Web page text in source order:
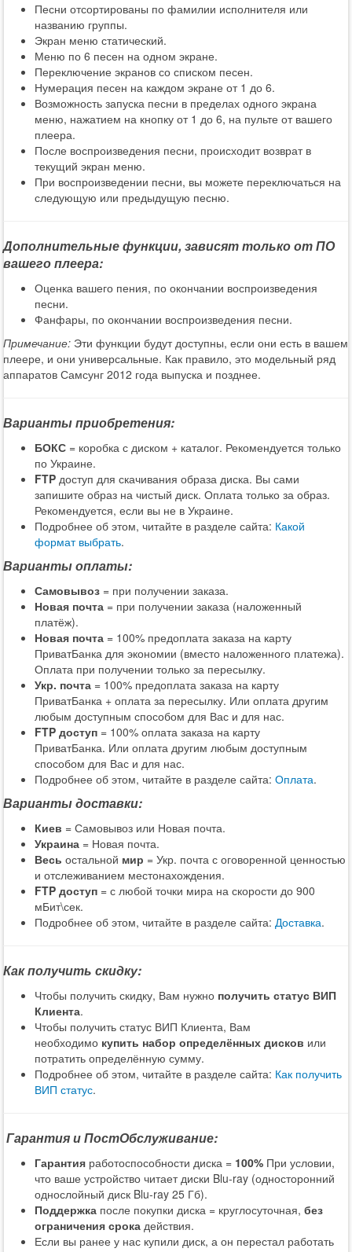
Песни отсортированы по фамилии исполнителя или
названию группы.
Экран меню статический.
Меню по 6 песен на одном экране.
Переключение экранов со списком песен.
Нумерация песен на каждом экране от 1 до 6.
Возможность запуска песни в пределах одного экрана
меню, нажатием на кнопку от 1 до 6, на пульте от вашего
плеера.
После воспроизведения песни, происходит возврат в
текущий экран меню.
При воспроизведении песни, вы можете переключаться на
следующую или предыдущую песню.
Дополнительные функции, зависят только от ПО
вашего плеера:
Оценка вашего пения, по окончании воспроизведения
песни.
Фанфары, по окончании воспроизведения песни.
Примечание: Эти функции будут доступны, если они есть в вашем
плеере, и они универсальные. Как правило, это модельный ряд
аппаратов Самсунг 2012 года выпуска и позднее.
Варианты приобретения:
БОКС = коробка с диском + каталог. Рекомендуется только
по Украине.
FTP доступ для скачивания образа диска. Вы сами
запишите образ на чистый диск. Оплата только за образ.
Рекомендуется, если вы не в Украине.
Подробнее об этом, читайте в разделе сайта: Какой
формат выбрать.
Варианты оплаты:
Самовывоз = при получении заказа.
Новая почта = при получении заказа (наложенный
платёж).
Новая почта = 100% предоплата заказа на карту
ПриватБанка для экономии (вместо наложенного платежа).
Оплата при получении только за пересылку.
Укр. почта = 100% предоплата заказа на карту
ПриватБанка + оплата за пересылку. Или оплата другим
любым доступным способом для Вас и для нас.
FTP доступ = 100% оплата заказа на карту
ПриватБанка. Или оплата другим любым доступным
способом для Вас и для нас.
Подробнее об этом, читайте в разделе сайта: Оплата.
Варианты доставки:
Киев = Самовывоз или Новая почта.
Украина = Новая почта.
Весь остальной мир = Укр. почта с оговоренной ценностью
и отслеживанием местонахождения.
FTP доступ = с любой точки мира на скорости до 900
мБит\сек.
Подробнее об этом, читайте в разделе сайта: Доставка.
Как получить скидку:
Чтобы получить скидку, Вам нужно получить статус ВИП
Клиента.
Чтобы получить статус ВИП Клиента, Вам
необходимо купить набор определённых дисков или
потратить определённую сумму.
Подробнее об этом, читайте в разделе сайта: Как получить
ВИП статус.
Гарантия и ПостОбслуживание:
Гарантия работоспособности диска = 100% При условии,
что ваше устройство читает диски Blu-ray (односторонний
однослойный диск Blu-ray 25 Гб).
Поддержка после покупки диска = круглосуточная, без
ограничения срока действия.
Если вы ранее у нас купили диск, а он перестал работать